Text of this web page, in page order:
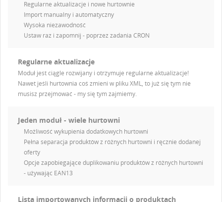
Regularne aktualizacje i nowe hurtownie
Import manualny i automatyczny
Wysoka niezawodność
Ustaw raz i zapomnij - poprzez zadania CRON
Regularne aktualizacje
Moduł jest ciągle rozwijany i otrzymuje regularne aktualizacje!
Nawet jeśli hurtownia coś zmieni w pliku XML, to już się tym nie
musisz przejmować - my się tym zajmiemy.
Jeden moduł - wiele hurtowni
Możliwość wykupienia dodatkowych hurtowni
Pełna separacja produktów z różnych hurtowni i ręcznie dodanej
oferty
Opcje zapobiegające duplikowaniu produktów z różnych hurtowni
- używając EAN13
Lista importowanych informacji o produktach